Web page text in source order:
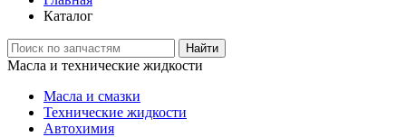
Каталог
Найти
Масла и технические жидкости
Масла и смазки
Технические жидкости
Автохимия